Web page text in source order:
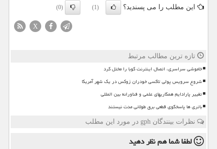
این مطلب را می پسندید؟ (1)
(0)
X
تازه ترین مطالب مرتبط
خاموشی سراسری، اتصال اینترنت کوبا را مختل کرد
شروع سرویس پولی تاکسی خودران زوکس در یک شهر آمریکا
تغییر پارادایم همکاریهای علمی و فناورانه بین المللی
باتری ها پاسخگوی قطعی برق طولانی مدت نیستند
نظرات بینندگان gph در مورد این مطلب
لطفا شما همنظر دهید